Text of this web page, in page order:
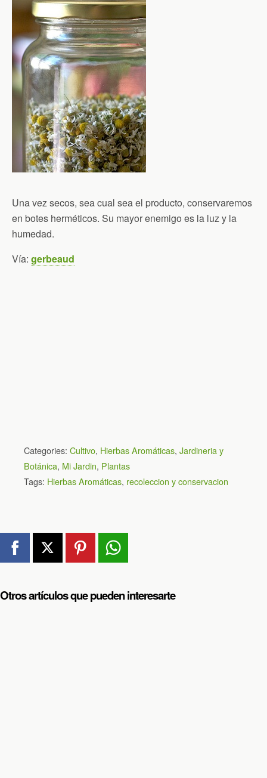
Una vez secos, sea cual sea el producto, conservaremos
en botes herméticos. Su mayor enemigo es la luz y la
humedad.
Vía: gerbeaud
Categories: Cultivo, Hierbas Aromáticas, Jardineria y
Botánica, Mi Jardin, Plantas
Tags: Hierbas Aromáticas, recoleccion y conservacion
Otros artículos que pueden interesarte